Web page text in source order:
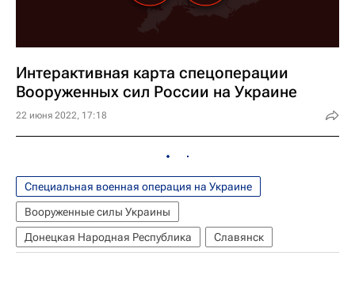
Интерактивная карта спецоперации
Вооруженных сил России на Украине
22 июня 2022, 17:18
Специальная военная операция на Украине
Вооруженные силы Украины
Донецкая Народная Республика
Славянск